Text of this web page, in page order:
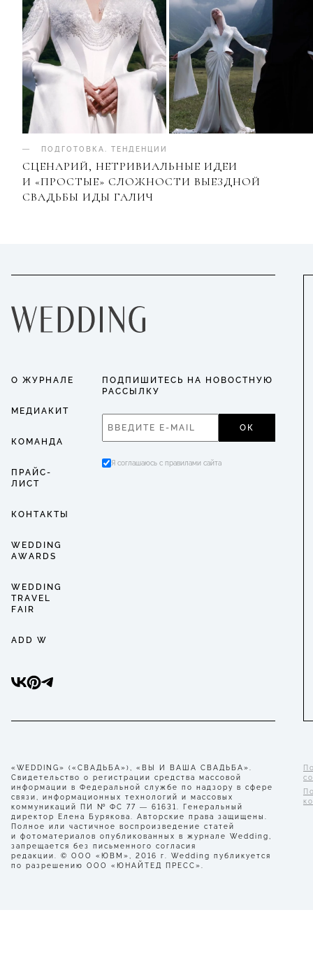
ПОДГОТОВКА. ТЕНДЕНЦИИ
СЦЕНАРИЙ, НЕТРИВИАЛЬНЫЕ ИДЕИ
И «ПРОСТЫЕ» СЛОЖНОСТИ ВЫЕЗДНОЙ
СВАДЬБЫ ИДЫ ГАЛИЧ
О ЖУРНАЛЕ
МЕДИАКИТ
КОМАНДА
ПРАЙС-
ЛИСТ
КОНТАКТЫ
WEDDING
AWARDS
WEDDING
TRAVEL
FAIR
ADD W
ПОДПИШИТЕСЬ НА НОВОСТНУЮ
РАССЫЛКУ
ОК
Я соглашаюсь с правилами сайта
«WEDDING» («СВАДЬБА»), «ВЫ И ВАША СВАДЬБА».
Свидетельство о регистрации средства массовой
информации в Федеральной службе по надзору в сфере
связи, информационных технологий и массовых
коммуникаций ПИ № ФС 77 — 61631. Генеральный
директор Елена Бурякова. Авторские права защищены.
Полное или частичное воспроизведение статей
и фотоматериалов опубликованных в журнале Wedding,
запрещается без письменного согласия
редакции. © ООО «ЮВМ», 2016 г. Wedding публикуется
по разрешению ООО «ЮНАЙТЕД ПРЕСС».